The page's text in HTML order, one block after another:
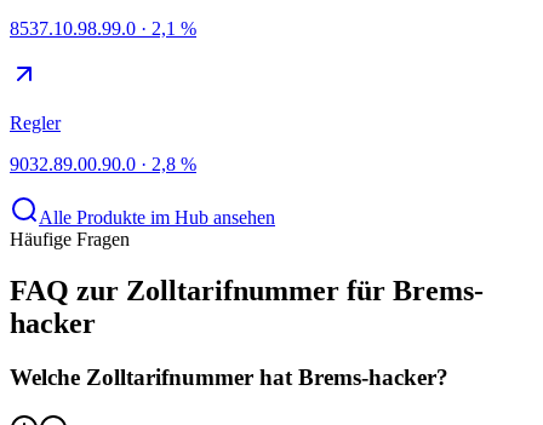
8537.10.98.99.0 · 2,1 %
Regler
9032.89.00.90.0 · 2,8 %
Alle Produkte im Hub ansehen
Häufige Fragen
FAQ zur Zolltarifnummer für Brems-
hacker
Welche Zolltarifnummer hat Brems-hacker?